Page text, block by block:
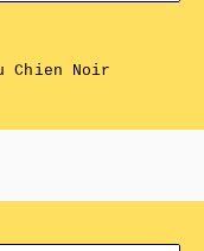
Chien Noir